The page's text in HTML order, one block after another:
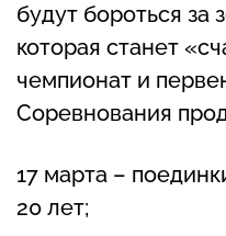
будут бороться за
которая станет
чемпионат и
Соревнования
17 марта –
20 лет;